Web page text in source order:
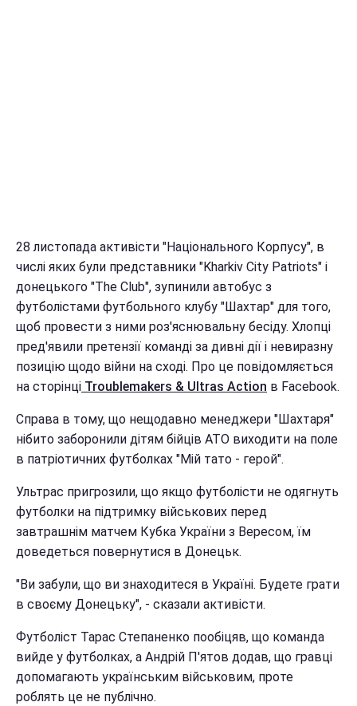
28 листопада активісти "Національного Корпусу", в
числі яких були представники "Kharkiv City Patriots" і
донецького "The Club", зупинили автобус з
футболістами футбольного клубу "Шахтар" для того,
щоб провести з ними роз'яснювальну бесіду. Хлопці
пред'явили претензії команді за дивні дії і невиразну
позицію щодо війни на сході. Про це повідомляється
на сторінці Troublemakers & Ultras Action в Facebook.
Справа в тому, що нещодавно менеджери "Шахтаря"
нібито заборонили дітям бійців АТО виходити на поле
в патріотичних футболках "Мій тато - герой".
Ультрас пригрозили, що якщо футболісти не одягнуть
футболки на підтримку військових перед
завтрашнім матчем Кубка України з Вересом, їм
доведеться повернутися в Донецьк.
"Ви забули, що ви знаходитеся в Україні. Будете грати
в своєму Донецьку", - сказали активісти.
Футболіст Тарас Степаненко пообіцяв, що команда
вийде у футболках, а Андрій П'ятов додав, що гравці
допомагають українським військовим, проте
роблять це не публічно.